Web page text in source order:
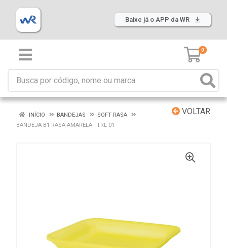
Baixe já o APP da WR
0
VOLTAR
INÍCIO BANDEJAS
SOFT RASA
BANDEJA B1 RASA AMARELA - TRL-01